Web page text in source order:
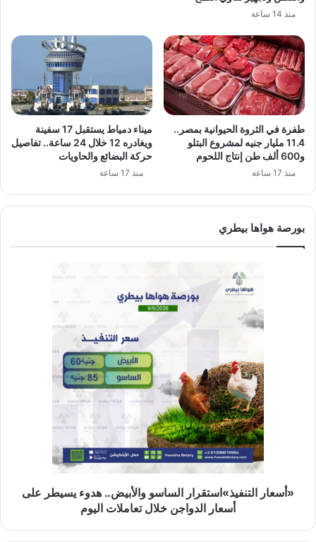
منذ 14 ساعة
طفرة في الثروة الحيوانية بمصر..
11.4 مليار جنيه لمشروع البتلو
و600 ألف طن إنتاج اللحوم
منذ 17 ساعة
ميناء دمياط يستقبل 17 سفينة
ويغادره 12 خلال 24 ساعة.. تفاصيل
حركة البضائع والحاويات
منذ 17 ساعة
بورصة هواها بيطري
«أسعار التنفيذ»استقرار الساسو والأبيض.. هدوء يسيطر على
أسعار الدواجن خلال تعاملات اليوم